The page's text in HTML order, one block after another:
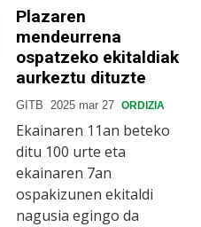
Plazaren
mendeurrena
ospatzeko ekitaldiak
aurkeztu dituzte
GITB 2025 mar 27 ORDIZIA
Ekainaren 11an beteko
ditu 100 urte eta
ekainaren 7an
ospakizunen ekitaldi
nagusia egingo da